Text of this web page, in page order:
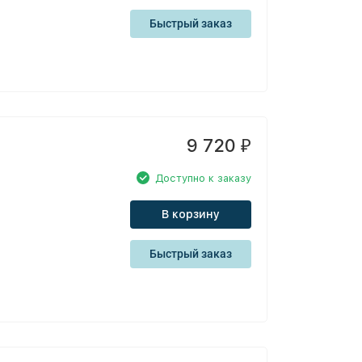
Быстрый заказ
9 720 ₽
Доступно к заказу
В корзину
Быстрый заказ